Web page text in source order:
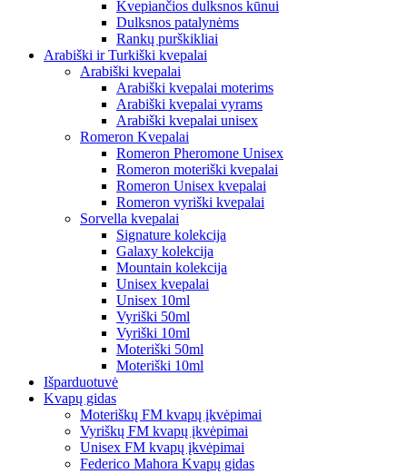
Kvepiančios dulksnos kūnui
Dulksnos patalynėms
Rankų purškikliai
Arabiški ir Turkiški kvepalai
Arabiški kvepalai
Arabiški kvepalai moterims
Arabiški kvepalai vyrams
Arabiški kvepalai unisex
Romeron Kvepalai
Romeron Pheromone Unisex
Romeron moteriški kvepalai
Romeron Unisex kvepalai
Romeron vyriški kvepalai
Sorvella kvepalai
Signature kolekcija
Galaxy kolekcija
Mountain kolekcija
Unisex kvepalai
Unisex 10ml
Vyriški 50ml
Vyriški 10ml
Moteriški 50ml
Moteriški 10ml
Išparduotuvė
Kvapų gidas
Moteriškų FM kvapų įkvėpimai
Vyriškų FM kvapų įkvėpimai
Unisex FM kvapų įkvėpimai
Federico Mahora Kvapų gidas